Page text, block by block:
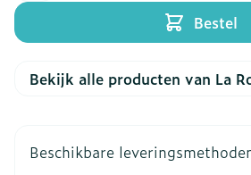
Bestel
Bekijk alle producten van La
Beschikbare